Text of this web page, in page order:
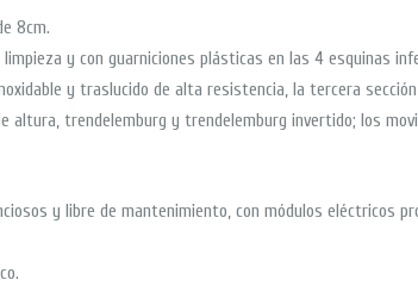
8cm.
y con guarniciones plásticas en las 4 esquinas
y traslucido de alta resistencia, la tercera
altura, trendelemburg y trendelemburg invertido; los
y libre de mantenimiento, con módulos eléctricos